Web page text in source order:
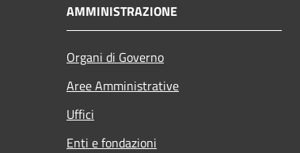
AMMINISTRAZIONE
Organi di Governo
Aree Amministrative
Uffici
Enti e fondazioni